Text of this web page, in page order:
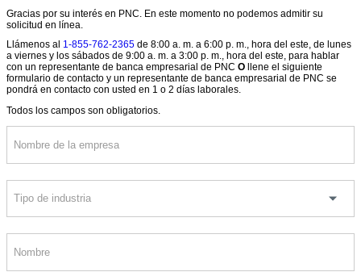
Gracias por su interés en PNC. En este momento no podemos admitir su
solicitud en línea.
Llámenos al 1-855-762-2365 de 8:00 a. m. a 6:00 p. m., hora del este, de lunes
a viernes y los sábados de 9:00 a. m. a 3:00 p. m., hora del este, para hablar
con un representante de banca empresarial de PNC O llene el siguiente
formulario de contacto y un representante de banca empresarial de PNC se
pondrá en contacto con usted en 1 o 2 días laborales.
Todos los campos son obligatorios.